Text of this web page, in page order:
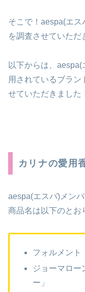
そこで！aespa(エス
を調査させていただ
以下からは、
用されているブラン
せていただきました
カリナの愛用
aespa(エスパ)メン
商品名は以下のとお
フォルメント
ジョーマロー
ー」